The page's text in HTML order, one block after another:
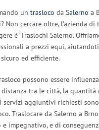
un trasloco da Salerno a
Non cercare oltre, l’azienda
è ‘Traslochi Salerno’.
a prezzi equi,
ed efficiente.
possono essere
distanza tra le città, la quantità
servizi aggiuntivi richiesti
Traslocare da Salerno a
impegnativo, e di